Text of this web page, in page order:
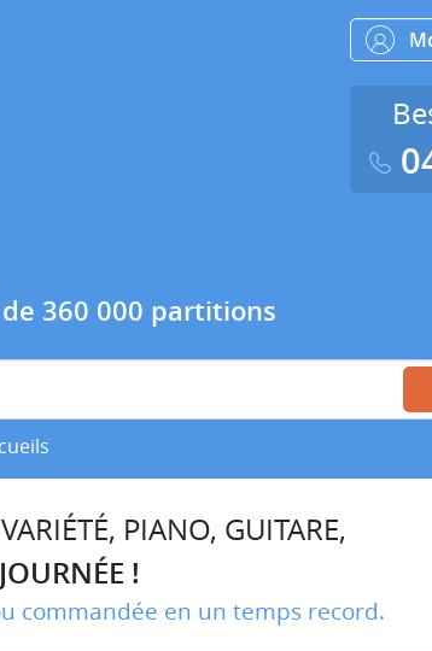
360 000 partitions
PIANO, GUITARE,
!
commandée en un temps record.